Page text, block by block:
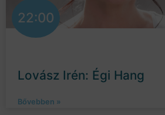
22:00
Lovász Irén: Égi Hang
Bővebben »